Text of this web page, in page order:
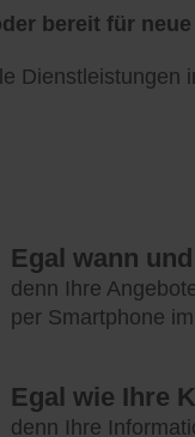
bereit für
Egal wann
denn Ihre
per Smartphone
Egal wie Ihre
denn Ihre